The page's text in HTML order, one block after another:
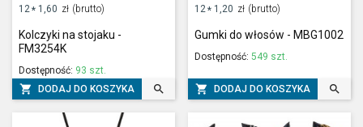
12 * 1,60 zł (brutto)
Kolczyki na stojaku -
FM3254K
Dostępność: 93 szt.
 DODAJ DO KOSZYKA 
12 * 1,20 zł (brutto)
Gumki do włosów - MBG1002
Dostępność: 549 szt.
 DODAJ DO KOSZYKA 